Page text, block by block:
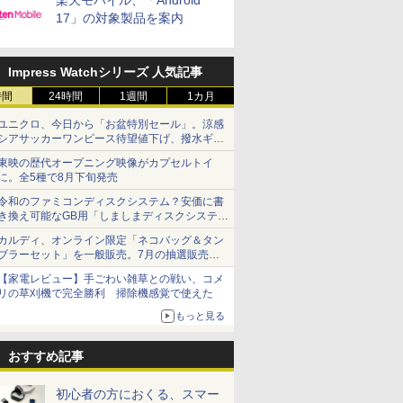
17」の対象製品を案内
Impress Watchシリーズ 人気記事
24時間 1週間 1カ月
ニクロ、今日から「お盆特別セール」。涼感
アサッカーワンピース待望値下げ、撥水ギア
ョーツは1990円に
映の歴代オープニング映像がカプセルトイ
。全5種で8月下旬発売
和のファミコンディスクシステム？安価に書
換え可能なGB用「しましまディスクシステ
」
ルディ、オンライン限定「ネコバッグ＆タン
ラーセット」を一般販売。7月の抽選販売の
選無効分
家電レビュー】手ごわい雑草との戦い、コメ
の草刈機で完全勝利 掃除機感覚で使えた
もっと見る
おすすめ記事
初心者の方におくる、スマー